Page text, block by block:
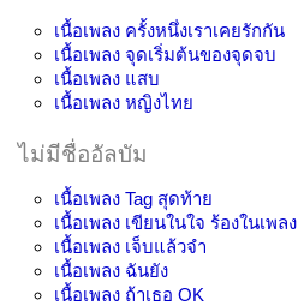
เนื้อเพลง ครั้งหนึ่งเราเคยรักกัน
เนื้อเพลง จุดเริ่มต้นของจุดจบ
เนื้อเพลง แสบ
เนื้อเพลง หญิงไทย
ไม่มีชื่ออัลบัม
เนื้อเพลง Tag สุดท้าย
เนื้อเพลง เขียนในใจ ร้องในเพลง
เนื้อเพลง เจ็บแล้วจำ
เนื้อเพลง ฉันยัง
เนื้อเพลง ถ้าเธอ OK